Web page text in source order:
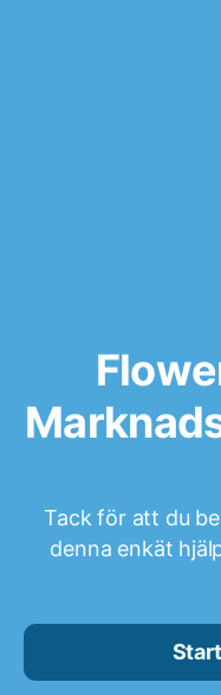
Tack för att du
denna enkät